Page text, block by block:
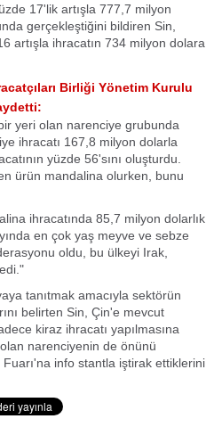
17'lik artışla 777,7 milyon
gerçekleştiğini bildiren Sin,
artışla ihracatın 734 milyon dolara
Birliği Yönetim Kurulu
yeri olan narenciye grubunda
ihracatı 167,8 milyon dolarla
yüzde 56'sını oluşturdu.
ürün mandalina olurken, bunu
ihracatında 85,7 milyon dolarlık
en çok yaş meyve ve sebze
oldu, bu ülkeyi Irak,
tanıtmak amacıyla sektörün
belirten Sin, Çin'e mevcut
kiraz ihracatı yapılmasına
narenciyenin de önünü
info stantla iştirak ettiklerini